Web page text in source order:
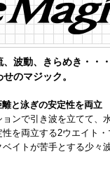
波動、きらめき・・・
のマジック。
と泳ぎの安定性を両立
ンで引き波を立てて、
を両立する2ウエイト
イトが苦手とする少々